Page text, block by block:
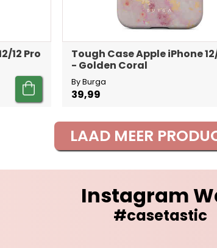
12 Pro
Tough Case Apple iPhone
- Golden Coral
By Burga
39,99
LAAD MEER
Instagram
#casetastic